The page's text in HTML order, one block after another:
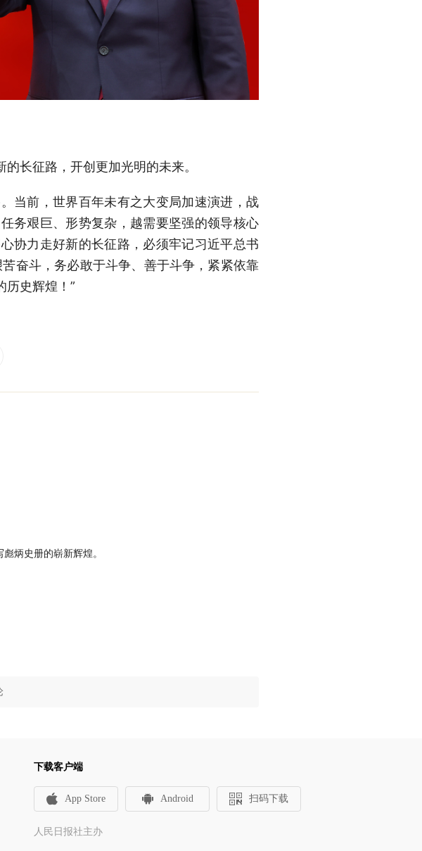
长征路，开创更加光明的未来。
当前，世界百年未有之大变局加速演进，战
务艰巨、形势复杂，越需要坚强的领导核心
协力走好新的长征路，必须牢记习近平总书
奋斗，务必敢于斗争、善于斗争，紧紧依靠
历史辉煌！”
炳史册的崭新辉煌。
下载客户端
App Store Android 扫码下载
人民日报社主办